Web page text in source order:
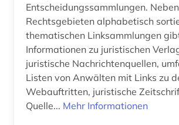
deutschland (45)
deutschland. bundeswehr (1)
dharmaś (1)
digitalisierung (1)
dänemark (1)
Entscheidungssammlungen.
Rechtsgebieten alphabetisch
thematischen Linksammlungen
Informationen zu juristischen
juristische Nachrichtenquellen,
Listen von Anwälten mit Links zu
Webauftritten, juristische
Quelle... Mehr Informationen